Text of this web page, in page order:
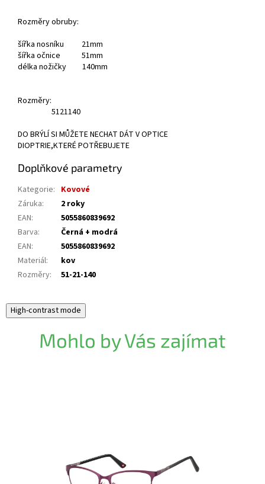
Rozměry obruby:
šířka nosníku 21mm
šířka očnice 51mm
délka nožičky 140mm
Rozměry:
5121140
DO BRÝLÍ SI MŮŽETE NECHAT DÁT V OPTICE
DIOPTRIE,KTERÉ POTŘEBUJETE
Doplňkové parametry
Kategorie: Kovové
Záruka:
2 roky
EAN:
5055860839692
Barva:
Černá + modrá
EAN:
5055860839692
Materiál:
kov
Rozměry: 51-21-140
High-contrast mode
Mohlo by Vás zajímat